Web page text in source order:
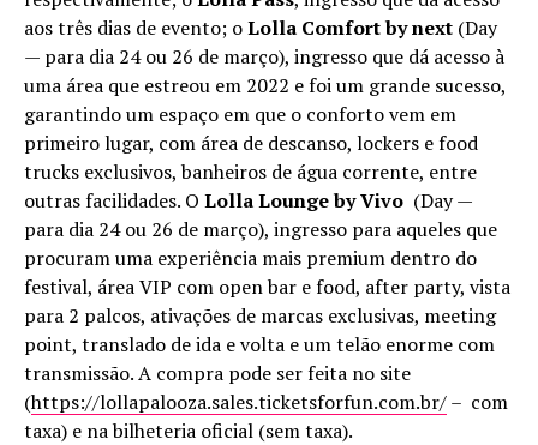
aos três dias de evento; oLolla Comfort by next (Day
— para dia 24 ou 26 de março), ingresso que dá acesso à
uma área que estreou em 2022 e foi um grande sucesso,
garantindo um espaço em que o conforto vem em
primeiro lugar, com área de descanso, lockers e food
trucks exclusivos, banheiros de água corrente, entre
outras facilidades. O Lolla Lounge by Vivo (Day —
para dia 24 ou 26 de março), ingresso para aqueles que
procuram uma experiência mais premium dentro do
festival, área VIP com open bar e food, after party, vista
para 2 palcos, ativações de marcas exclusivas, meeting
point, translado de ida e volta e um telão enorme com
transmissão. A compra pode ser feita no site
(https://lollapalooza.sales.ticketsforfun.com.br/– com
taxa) e na bilheteria oficial (sem taxa).